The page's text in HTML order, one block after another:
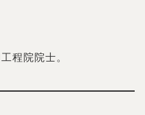
程院院士。